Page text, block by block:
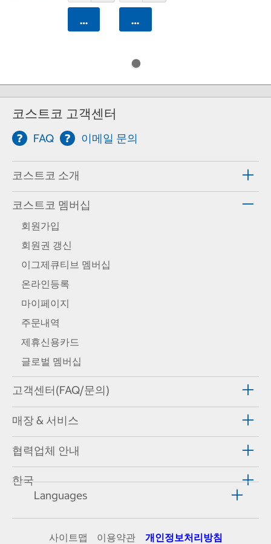
카트에 담기 카트에 담기
코스트코 고객센터
FAQ 이메일 문의
코스트코 소개
코스트코 멤버십
회원가입
회원권 갱신
이그제큐티브 멤버십
온라인등록
마이페이지
주문내역
제휴신용카드
글로벌 멤버십
고객센터(FAQ/문의)
매장 & 서비스
협력업체 안내
한국
Languages
사이트맵 이용약관 개인정보처리방침